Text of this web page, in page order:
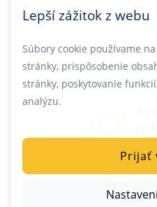
powered
Lepší zážitok z webu
Súbory cookie používame
stránky, prispôsobenie
stránky, poskytovanie
analýzu.
Prijať